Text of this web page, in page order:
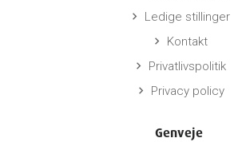
keyboard_arrow_right Ledige stillinger
keyboard_arrow_right Kontakt
keyboard_arrow_right Privatlivspolitik
keyboard_arrow_right Privacy policy
Genveje